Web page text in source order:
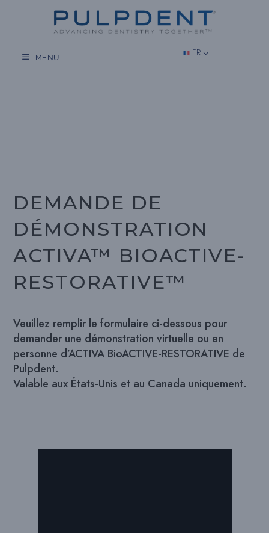
MENU FR
DEMANDE DE
DÉMONSTRATION
ACTIVA™ BIOACTIVE-
RESTORATIVE™
Veuillez remplir le formulaire ci-dessous pour
demander une démonstration virtuelle ou en
personne d’ACTIVA BioACTIVE-RESTORATIVE de
Pulpdent.
Valable aux États-Unis et au Canada uniquement.